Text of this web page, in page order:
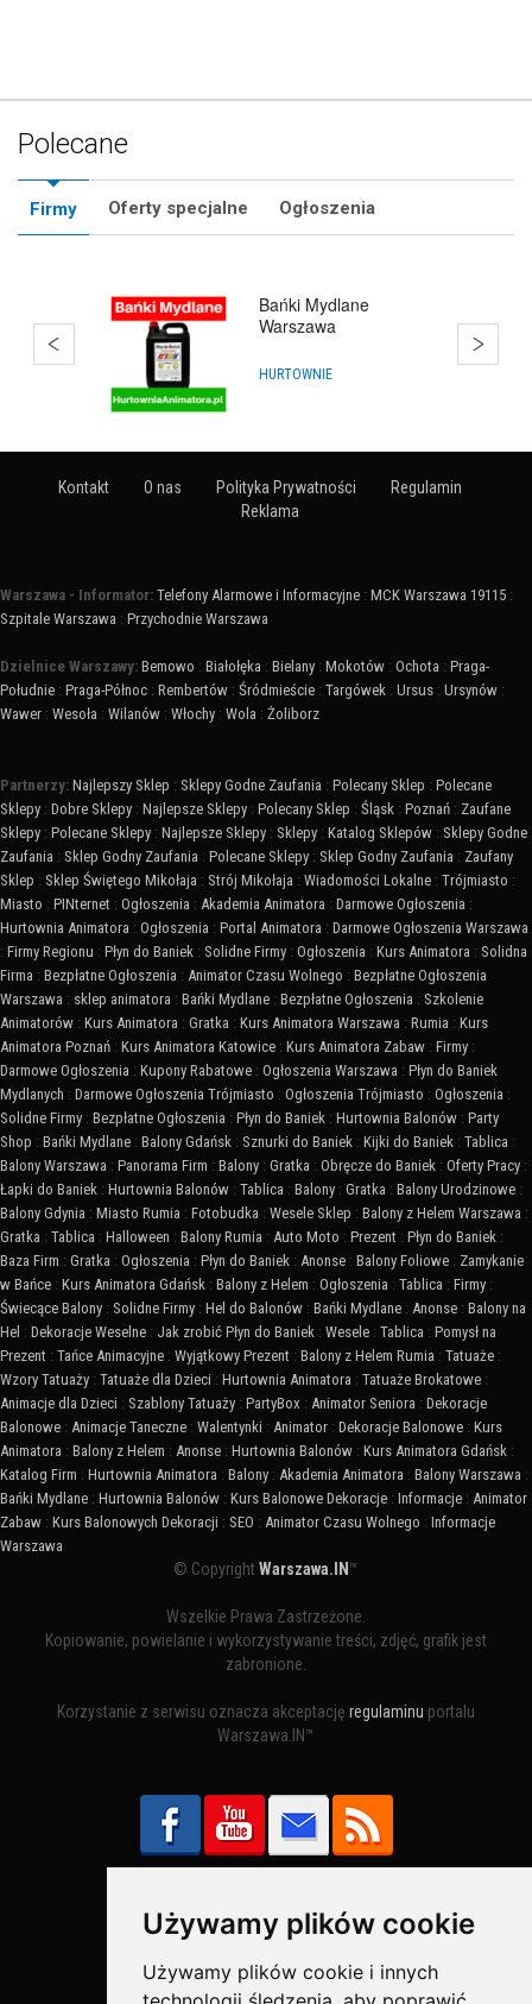
Używamy plików cookie
Używamy plików cookie i innych
Polecane
Firmy Oferty specjalne Ogłoszenia
Bańki Mydlane
Warszawa
HURTOWNIE
Kontakt O nas Polityka Prywatności
Regulamin
Reklama
Warszawa - Informator: Telefony Alarmowe i Informacyjne : MCK Warszawa 19115 :
Szpitale Warszawa : Przychodnie Warszawa
Dzielnice Warszawy: Bemowo : Białołęka : Bielany : Mokotów : Ochota : Praga-
Południe : Praga-Północ : Rembertów : Śródmieście : Targówek : Ursus : Ursynów :
Wawer : Wesoła : Wilanów : Włochy : Wola : Żoliborz
Partnerzy: Najlepszy Sklep : Sklepy Godne Zaufania : Polecany Sklep : Polecane
Sklepy : Dobre Sklepy : Najlepsze Sklepy : Polecany Sklep : Śląsk : Poznań : Zaufane
Sklepy : Polecane Sklepy : Najlepsze Sklepy : Sklepy : Katalog Sklepów : Sklepy Godne
Zaufania : Sklep Godny Zaufania : Polecane Sklepy : Sklep Godny Zaufania : Zaufany
Sklep : Sklep Świętego Mikołaja : Strój Mikołaja : Wiadomości Lokalne : Trójmiasto :
Miasto : PINternet : Ogłoszenia : Akademia Animatora : Darmowe Ogłoszenia :
Hurtownia Animatora : Ogłoszenia : Portal Animatora : Darmowe Ogłoszenia Warszawa
: Firmy Regionu : Płyn do Baniek : Solidne Firmy : Ogłoszenia : Kurs Animatora : Solidna
Firma : Bezpłatne Ogłoszenia : Animator Czasu Wolnego : Bezpłatne Ogłoszenia
Warszawa : sklep animatora : Bańki Mydlane : Bezpłatne Ogłoszenia : Szkolenie
Animatorów : Kurs Animatora : Gratka : Kurs Animatora Warszawa : Rumia : Kurs
Animatora Poznań : Kurs Animatora Katowice : Kurs Animatora Zabaw : Firmy :
Darmowe Ogłoszenia : Kupony Rabatowe : Ogłoszenia Warszawa : Płyn do Baniek
Mydlanych : Darmowe Ogłoszenia Trójmiasto : Ogłoszenia Trójmiasto : Ogłoszenia :
Solidne Firmy : Bezpłatne Ogłoszenia : Płyn do Baniek : Hurtownia Balonów : Party
Shop : Bańki Mydlane : Balony Gdańsk : Sznurki do Baniek : Kijki do Baniek : Tablica :
Balony Warszawa : Panorama Firm : Balony : Gratka : Obręcze do Baniek : Oferty Pracy :
Łapki do Baniek : Hurtownia Balonów : Tablica : Balony : Gratka : Balony Urodzinowe :
Balony Gdynia : Miasto Rumia : Fotobudka : Wesele Sklep : Balony z Helem Warszawa :
Gratka : Tablica : Halloween : Balony Rumia : Auto Moto : Prezent : Płyn do Baniek :
Baza Firm : Gratka : Ogłoszenia : Płyn do Baniek : Anonse : Balony Foliowe : Zamykanie
w Bańce : Kurs Animatora Gdańsk : Balony z Helem : Ogłoszenia : Tablica : Firmy :
Świecące Balony : Solidne Firmy : Hel do Balonów : Bańki Mydlane : Anonse : Balony na
Hel : Dekoracje Weselne : Jak zrobić Płyn do Baniek : Wesele : Tablica : Pomysł na
Prezent : Tańce Animacyjne : Wyjątkowy Prezent : Balony z Helem Rumia : Tatuaże :
Wzory Tatuaży : Tatuaże dla Dzieci : Hurtownia Animatora : Tatuaże Brokatowe :
Animacje dla Dzieci : Szablony Tatuaży : PartyBox : Animator Seniora : Dekoracje
Balonowe : Animacje Taneczne : Walentynki : Animator : Dekoracje Balonowe : Kurs
Animatora : Balony z Helem : Anonse : Hurtownia Balonów : Kurs Animatora Gdańsk :
Katalog Firm : Hurtownia Animatora : Balony : Akademia Animatora : Balony Warszawa :
Bańki Mydlane : Hurtownia Balonów : Kurs Balonowe Dekoracje : Informacje : Animator
Zabaw : Kurs Balonowych Dekoracji : SEO : Animator Czasu Wolnego : Informacje
Warszawa
© CopyrightWarszawa.IN ™
Wszelkie Prawa Zastrzeżone.
Kopiowanie, powielanie i wykorzystywanie treści, zdjęć, grafik jest
zabronione.
Korzystanie z serwisu oznacza akceptację regulaminu portalu
Warszawa.IN™
Bezpieczne Płatności obsługuje: